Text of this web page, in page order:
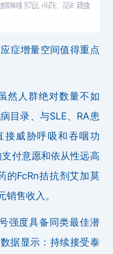
症增量空间值得重点
然人群绝对数量不如
目录、与SLE、RA患
接威胁呼吸和吞咽功
付意愿和依从性远高
的FcRn拮抗剂艾加莫
售收入。
强度具备同类最佳潜
据显示：持续接受泰